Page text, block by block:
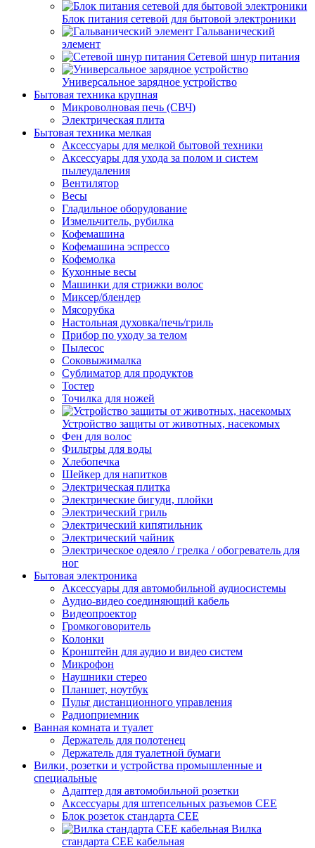
Блок питания сетевой для бытовой электроники
Гальванический
элемент
Сетевой шнур питания
Универсальное зарядное устройство
Бытовая техника крупная
Микроволновая печь (СВЧ)
Электрическая плита
Бытовая техника мелкая
Аксессуары для мелкой бытовой техники
Аксессуары для ухода за полом и систем
пылеудаления
Вентилятор
Весы
Гладильное оборудование
Измельчитель, рубилка
Кофемашина
Кофемашина эспрессо
Кофемолка
Кухонные весы
Машинки для стрижки волос
Миксер/блендер
Мясорубка
Настольная духовка/печь/гриль
Прибор по уходу за телом
Пылесос
Соковыжималка
Сублиматор для продуктов
Тостер
Точилка для ножей
Устройство защиты от животных, насекомых
Фен для волос
Фильтры для воды
Хлебопечка
Шейкер для напитков
Электрическая плитка
Электрические бигуди, плойки
Электрический гриль
Электрический кипятильник
Электрический чайник
Электрическое одеяло / грелка / обогреватель для
ног
Бытовая электроника
Аксессуары для автомобильной аудиосистемы
Аудио-видео соединяющий кабель
Видеопроектор
Громкоговоритель
Колонки
Кронштейн для аудио и видео систем
Микрофон
Наушники стерео
Планшет, ноутбук
Пульт дистанционного управления
Радиоприемник
Ванная комната и туалет
Держатель для полотенец
Держатель для туалетной бумаги
Вилки, розетки и устройства промышленные и
специальные
Адаптер для автомобильной розетки
Аксессуары для штепсельных разъемов CEE
Блок розеток стандарта CEE
Вилка
стандарта CEE кабельная